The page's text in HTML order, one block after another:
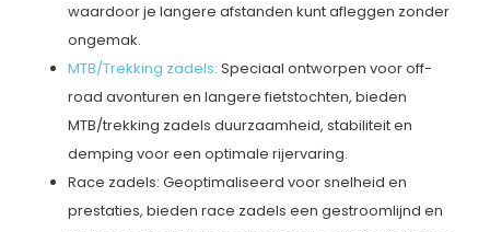
waardoor je langere afstanden kunt afleggen zonder
ongemak.
MTB/Trekking zadels: Speciaal ontworpen voor off-
road avonturen en langere fietstochten, bieden
MTB/trekking zadels duurzaamheid, stabiliteit en
demping voor een optimale rijervaring.
Race zadels: Geoptimaliseerd voor snelheid en
prestaties, bieden race zadels een gestroomlijnd en